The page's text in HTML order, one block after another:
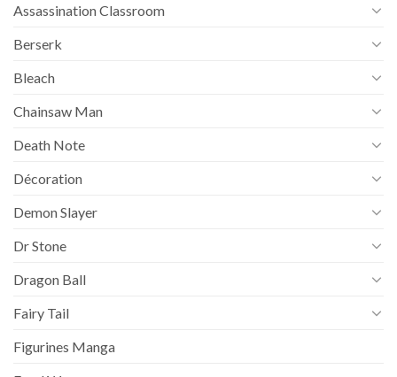
Assassination Classroom
Berserk
Bleach
Chainsaw Man
Death Note
Décoration
Demon Slayer
Dr Stone
Dragon Ball
Fairy Tail
Figurines Manga